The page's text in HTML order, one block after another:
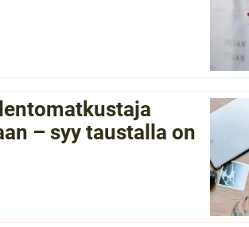
– syy taustalla on